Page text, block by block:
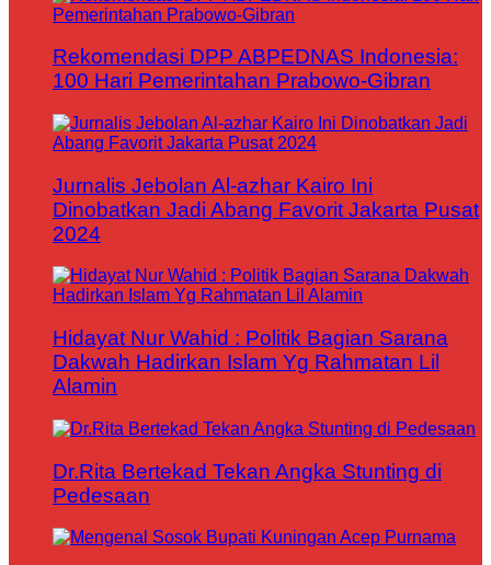
Rekomendasi DPP ABPEDNAS Indonesia:
100 Hari Pemerintahan Prabowo-Gibran
Jurnalis Jebolan Al-azhar Kairo Ini
Dinobatkan Jadi Abang Favorit Jakarta Pusat
2024
Hidayat Nur Wahid : Politik Bagian Sarana
Dakwah Hadirkan Islam Yg Rahmatan Lil
Alamin
Dr.Rita Bertekad Tekan Angka Stunting di
Pedesaan